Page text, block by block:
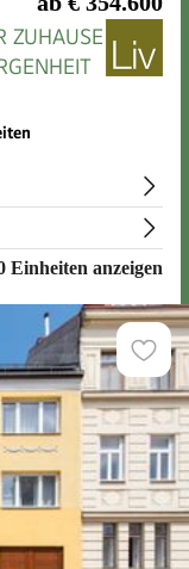
ZUHAUSE
Einheiten anzeigen